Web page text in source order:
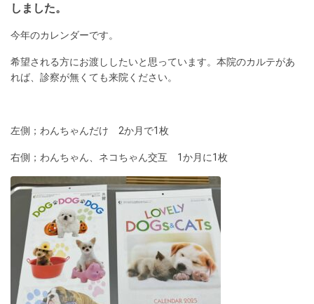
しました。
今年のカレンダーです。
希望される方にお渡ししたいと思っています。本院のカルテがあ
れば、診察が無くても来院ください。
左側；わんちゃんだけ 2か月で1枚
右側；わんちゃん、ネコちゃん交互 1か月に1枚